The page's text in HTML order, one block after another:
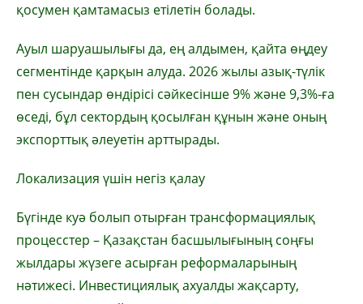
қосумен қамтамасыз етілетін болады.
Ауыл шаруашылығы да, ең алдымен, қайта өңдеу
сегментінде қарқын алуда. 2026 жылы азық-түлік
пен сусындар өндірісі сәйкесінше 9% және 9,3%-ға
өседі, бұл сектордың қосылған құнын және оның
экспорттық әлеуетін арттырады.
Локализация үшін негіз қалау
Бүгінде куә болып отырған трансформациялық
процесстер – Қазақстан басшылығының соңғы
жылдары жүзеге асырған реформаларының
нәтижесі. Инвестициялық ахуалды жақсарту,